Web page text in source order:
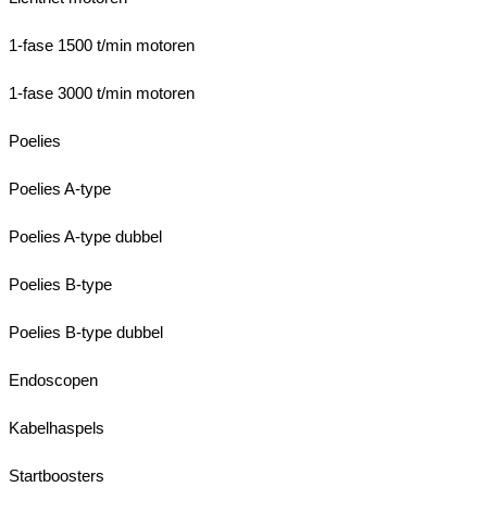
1-fase 1500 t/min motoren
1-fase 3000 t/min motoren
Poelies
Poelies A-type
Poelies A-type dubbel
Poelies B-type
Poelies B-type dubbel
Endoscopen
Kabelhaspels
Startboosters